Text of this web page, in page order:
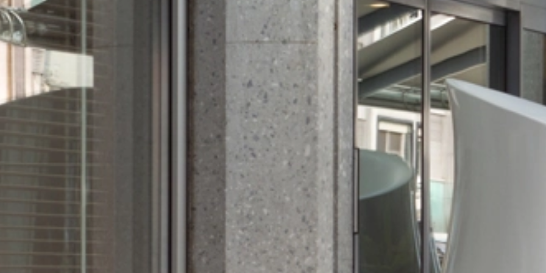
désormais nos frontières. Venez découvrir des
chefs au talent unique et laissez-vous
surprendre par une cuisine toujours plus
créative. Vivez une expérience culinaire
inoubliable lors de votre séjour à Genève !